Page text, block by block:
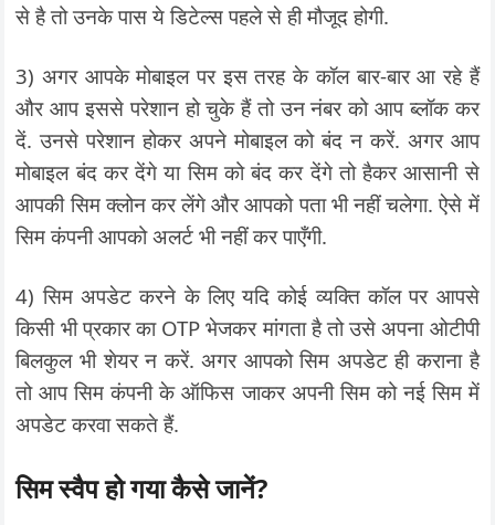
से है तो उनके पास ये डिटेल्स पहले से ही मौजूद होगी.
3) अगर आपके मोबाइल पर इस तरह के कॉल बार-बार आ रहे हैं
और आप इससे परेशान हो चुके हैं तो उन नंबर को आप ब्लॉक कर
दें. उनसे परेशान होकर अपने मोबाइल को बंद न करें. अगर आप
मोबाइल बंद कर देंगे या सिम को बंद कर देंगे तो हैकर आसानी से
आपकी सिम क्लोन कर लेंगे और आपको पता भी नहीं चलेगा. ऐसे में
सिम कंपनी आपको अलर्ट भी नहीं कर पाएँगी.
4) सिम अपडेट करने के लिए यदि कोई व्यक्ति कॉल पर आपसे
किसी भी प्रकार का OTP भेजकर मांगता है तो उसे अपना ओटीपी
बिलकुल भी शेयर न करें. अगर आपको सिम अपडेट ही कराना है
तो आप सिम कंपनी के ऑफिस जाकर अपनी सिम को नई सिम में
अपडेट करवा सकते हैं.
सिम स्वैप हो गया कैसे जानें?